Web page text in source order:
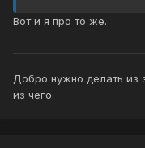
Вот и я про то же.
Добро нужно делать из
из чего.